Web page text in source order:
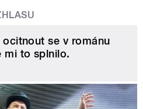
se v románu
mi to splnilo.